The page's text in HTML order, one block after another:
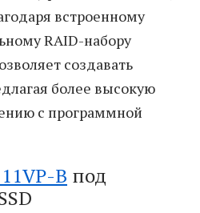
встроенному
RAID-набору
создавать
более высокую
с программной
B под